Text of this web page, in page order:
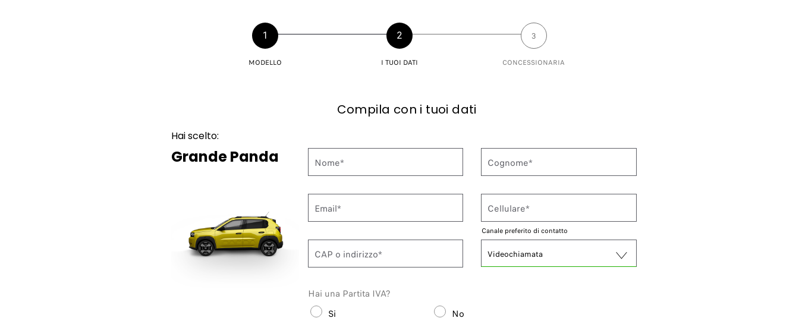
1
MODELLO
2
I TUOI DATI
3
CONCESSIONARIA
Compila con i tuoi dati
Hai scelto:
Grande Panda Nome* Cognome*
Email* Cellulare*
CAP o indirizzo*
Canale preferito di contatto
Videochiamata
Hai una Partita IVA?
Si
No